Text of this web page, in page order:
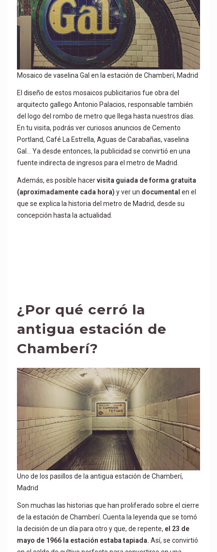
Mosaico de vaselina Gal en la estación de Chamberí, Madrid
El diseño de estos mosaicos publicitarios fue obra del
arquitecto gallego Antonio Palacios, responsable también
del logo del rombo de metro que llega hasta nuestros días.
En tu visita, podrás ver curiosos anuncios de Cemento
Portland, Café La Estrella, Aguas de Carabañas, vaselina
Gal… Ya desde entonces, la publicidad se convirtió en una
fuente indirecta de ingresos para el metro de Madrid.
Además, es posible hacervisita guiada de forma gratuita
(aproximadamente cada hora) y ver un documental en el
que se explica la historia del metro de Madrid, desde su
concepción hasta la actualidad.
¿Por qué cerró la
antigua estación de
Chamberí?
Uno de los pasillos de la antigua estación de Chamberí,
Madrid
Son muchas las historias que han proliferado sobre el cierre
de la estación de Chamberí. Cuenta la leyenda que se tomó
la decisión de un día para otro y que, de repente, el 23 de
mayo de 1966 la estación estaba tapiada. Así, se convirtió